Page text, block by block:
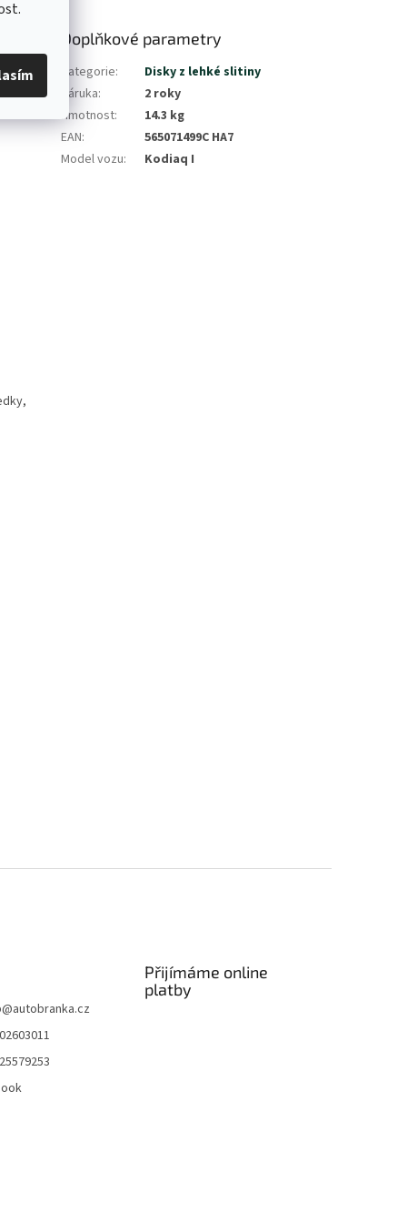
Doplňkové parametry
Kategorie:
Disky z lehké slitiny
Záruka:
2 roky
Hmotnost:
14.3 kg
EAN:
565071499C HA7
Model vozu: Kodiaq I
@autobranka.cz
Přijímáme online
platby